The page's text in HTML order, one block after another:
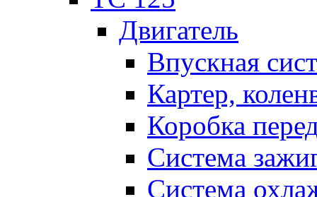
Двигатель
Впускная
Картер,
Коробка
Система
Система